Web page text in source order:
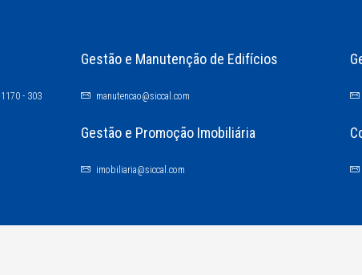
- 303
Gestão e Manutenção de Edifícios
manutencao@siccal.com
Gestão e Promoção Imobiliária
imobiliaria@siccal.com